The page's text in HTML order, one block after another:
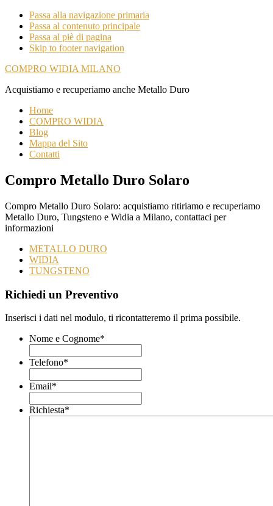
Passa alla navigazione primaria
Passa al contenuto principale
Passa al piè di pagina
Skip to footer navigation
COMPRO WIDIA MILANO
Acquistiamo e recuperiamo anche Metallo Duro
Home
COMPRO WIDIA
Blog
Mappa del Sito
Contatti
Compro Metallo Duro Solaro
Compro Metallo Duro Solaro: acquistiamo ritiriamo e recuperiamo
Metallo Duro, Tungsteno e Widia a Milano, contattaci per
informazioni
METALLO DURO
WIDIA
TUNGSTENO
Richiedi un Preventivo
Inserisci i dati nel modulo, ti ricontatteremo il prima possibile.
Nome e Cognome*
Telefono*
Email*
Richiesta*